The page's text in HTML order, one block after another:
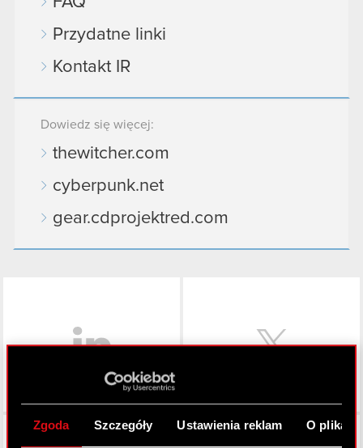
Zgoda Szczegóły Ustawienia reklam O
Przydatne linki
Kontakt IR
Dowiedz się więcej:
thewitcher.com
cyberpunk.net
gear.cdprojektred.com
Facebook